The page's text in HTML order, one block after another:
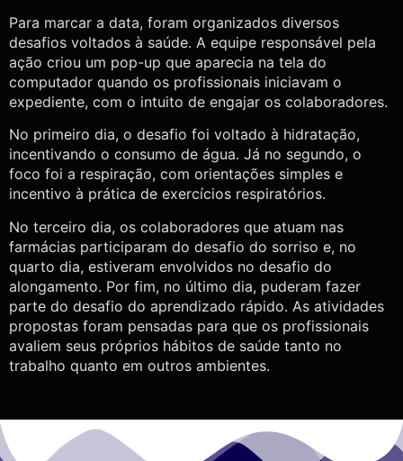
Para marcar a data, foram organizados diversos
desafios voltados à saúde. A equipe responsável pela
ação criou um pop-up que aparecia na tela do
computador quando os profissionais iniciavam o
expediente, com o intuito de engajar os colaboradores.
No primeiro dia, o desafio foi voltado à hidratação,
incentivando o consumo de água. Já no segundo, o
foco foi a respiração, com orientações simples e
incentivo à prática de exercícios respiratórios.
No terceiro dia, os colaboradores que atuam nas
farmácias participaram do desafio do sorriso e, no
quarto dia, estiveram envolvidos no desafio do
alongamento. Por fim, no último dia, puderam fazer
parte do desafio do aprendizado rápido. As atividades
propostas foram pensadas para que os profissionais
avaliem seus próprios hábitos de saúde tanto no
trabalho quanto em outros ambientes.